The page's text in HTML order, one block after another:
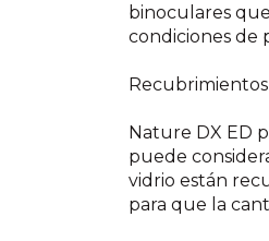
binoculares
condiciones de
Recubrimientos
Nature DX ED
puede
vidrio están
para que la